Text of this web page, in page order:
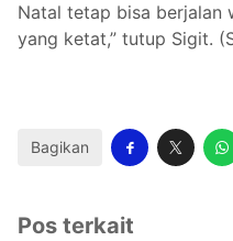
Natal tetap bisa berjalan
yang ketat,” tutup Sigit.
Bagikan
Pos terkait